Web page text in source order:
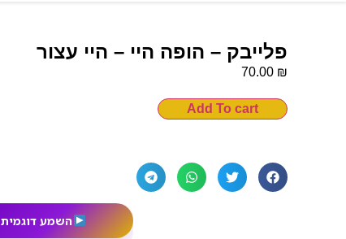
פלייבק – הופה היי – היי עצור
70.00 ₪
Add To cart
השמע דוגמית